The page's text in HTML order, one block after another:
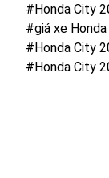
#Honda City
#giá xe
#Honda City
#Honda City